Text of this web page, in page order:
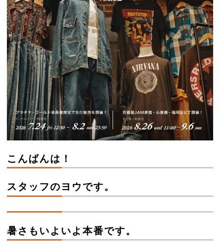
こんばんは！
スタッフのヨウです。
暑さもいよいよ本番です。